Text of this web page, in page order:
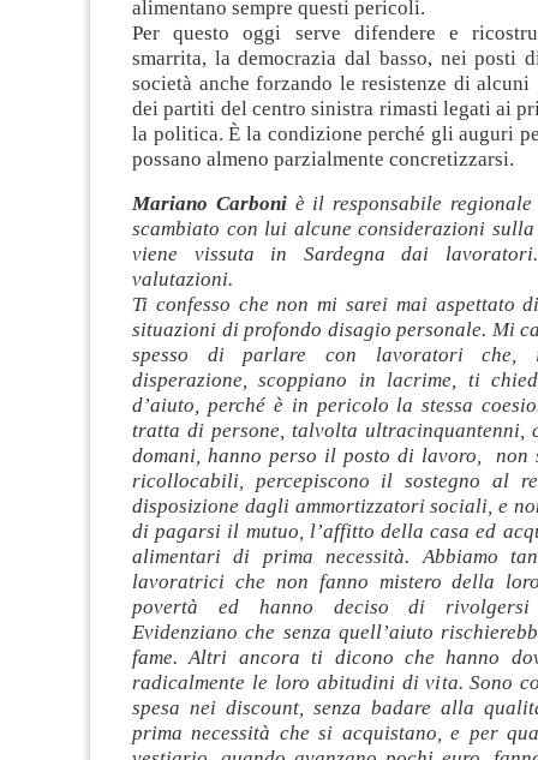
alimentano sempre questi pericoli.
Per questo oggi serve difendere e
smarrita, la democrazia dal basso, nei posti
società anche forzando le resistenze di
dei partiti del centro sinistra rimasti legati ai
la politica. È la condizione perché gli auguri
possano almeno parzialmente concretizzarsi.
Mariano Carboniè il responsabile regionale
scambiato con lui alcune considerazioni
viene vissuta in Sardegna dai
valutazioni.
Ti confesso che non mi sarei mai aspettato
situazioni di profondo disagio personale. Mi
spesso di parlare con lavoratori che,
disperazione, scoppiano in lacrime, ti
d’aiuto, perché è in pericolo la stessa
tratta di persone, talvolta ultracinquantenni,
domani, hanno perso il posto di lavoro, non
ricollocabili, percepiscono il sostegno al
disposizione dagli ammortizzatori sociali, e
di pagarsi il mutuo, l’affitto della casa ed
alimentari di prima necessità. Abbiamo
lavoratrici che non fanno mistero della
povertà ed hanno deciso di
Evidenziano che senza quell’aiuto
fame. Altri ancora ti dicono che hanno
radicalmente le loro abitudini di vita. Sono
spesa nei discount, senza badare alla
prima necessità che si acquistano, e per